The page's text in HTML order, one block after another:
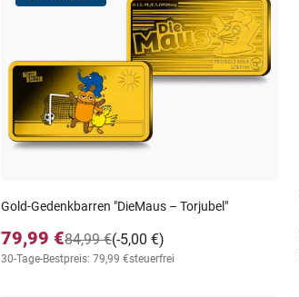
Gold-Gedenkbarren "DieMaus – Torjubel"
79,99 € (-5,00 €)
84,99 €
30-Tage-Bestpreis: 79,99 €steuerfrei